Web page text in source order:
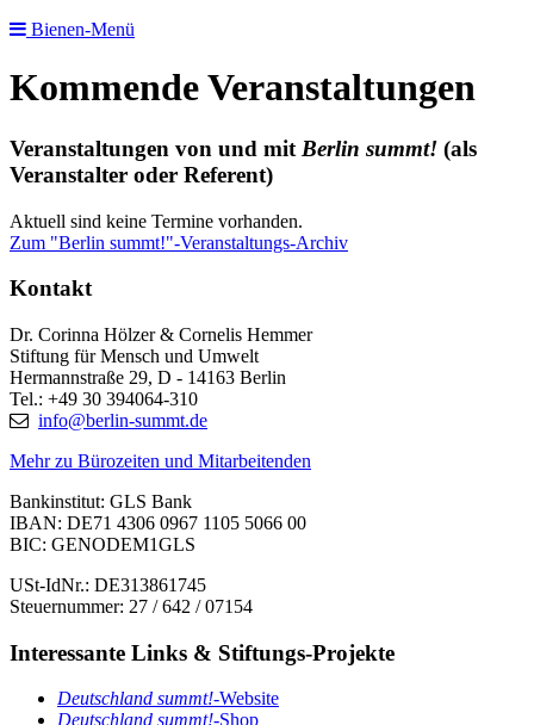
Bienen-Menü
Kommende Veranstaltungen
Veranstaltungen von und mit Berlin summt! (als
Veranstalter oder Referent)
Aktuell sind keine Termine vorhanden.
Zum "Berlin summt!"-Veranstaltungs-Archiv
Kontakt
Dr. Corinna Hölzer & Cornelis Hemmer
Stiftung für Mensch und Umwelt
Hermannstraße 29, D - 14163 Berlin
Tel.: +49 30 394064-310
info@berlin-summt.de
Mehr zu Bürozeiten und Mitarbeitenden
Bankinstitut: GLS Bank
IBAN: DE71 4306 0967 1105 5066 00
BIC: GENODEM1GLS
USt-IdNr.: DE313861745
Steuernummer: 27 / 642 / 07154
Interessante Links & Stiftungs-Projekte
Deutschland summt!-Website
Deutschland summt!-Shop